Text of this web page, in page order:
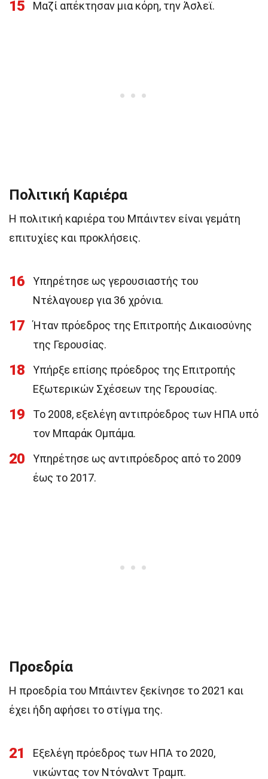
15 Μαζί απέκτησαν μια κόρη, την Άσλεϊ.
Πολιτική Καριέρα
Η πολιτική καριέρα του Μπάιντεν είναι γεμάτη
επιτυχίες και προκλήσεις.
16
Υπηρέτησε ως γερουσιαστής του
Ντέλαγουερ για 36 χρόνια.
17
Ήταν πρόεδρος της Επιτροπής Δικαιοσύνης
της Γερουσίας.
18
Υπήρξε επίσης πρόεδρος της Επιτροπής
Εξωτερικών Σχέσεων της Γερουσίας.
19
Το 2008, εξελέγη αντιπρόεδρος των ΗΠΑ υπό
τον Μπαράκ Ομπάμα.
20
Υπηρέτησε ως αντιπρόεδρος από το 2009
έως το 2017.
Προεδρία
Η προεδρία του Μπάιντεν ξεκίνησε το 2021 και
έχει ήδη αφήσει το στίγμα της.
21
Εξελέγη πρόεδρος των ΗΠΑ το 2020,
νικώντας τον Ντόναλντ Τραμπ.